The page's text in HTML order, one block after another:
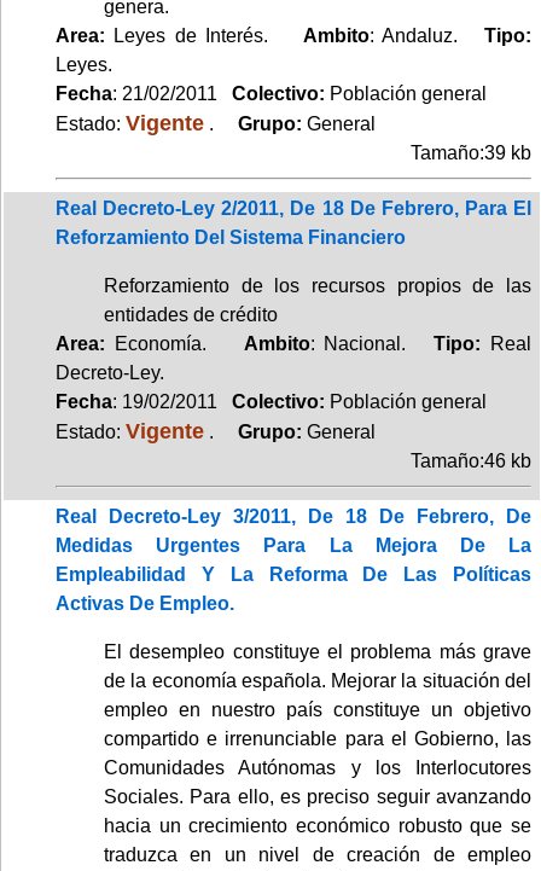
genera.
Area: Leyes de Interés. Ambito: Andaluz.Tipo:
Leyes.
Fecha: 21/02/2011 Colectivo: Población general
Estado: Vigente . Grupo: General
Tamaño:39 kb
Real Decreto-Ley 2/2011, De 18 De Febrero, Para El
Reforzamiento Del Sistema Financiero
Reforzamiento de los recursos propios de las
entidades de crédito
Area: Economía. Ambito: Nacional.Tipo:
Real
Decreto-Ley.
Fecha: 19/02/2011 Colectivo: Población general
Estado: Vigente . Grupo: General
Tamaño:46 kb
Real Decreto-Ley 3/2011, De 18 De Febrero, De
Medidas Urgentes Para La Mejora De La
Empleabilidad Y La Reforma De Las Políticas
Activas De Empleo.
El desempleo constituye el problema más grave
de la economía española. Mejorar la situación del
empleo en nuestro país constituye un objetivo
compartido e irrenunciable para el Gobierno, las
Comunidades Autónomas y los Interlocutores
Sociales. Para ello, es preciso seguir avanzando
hacia un crecimiento económico robusto que se
traduzca en un nivel de creación de empleo